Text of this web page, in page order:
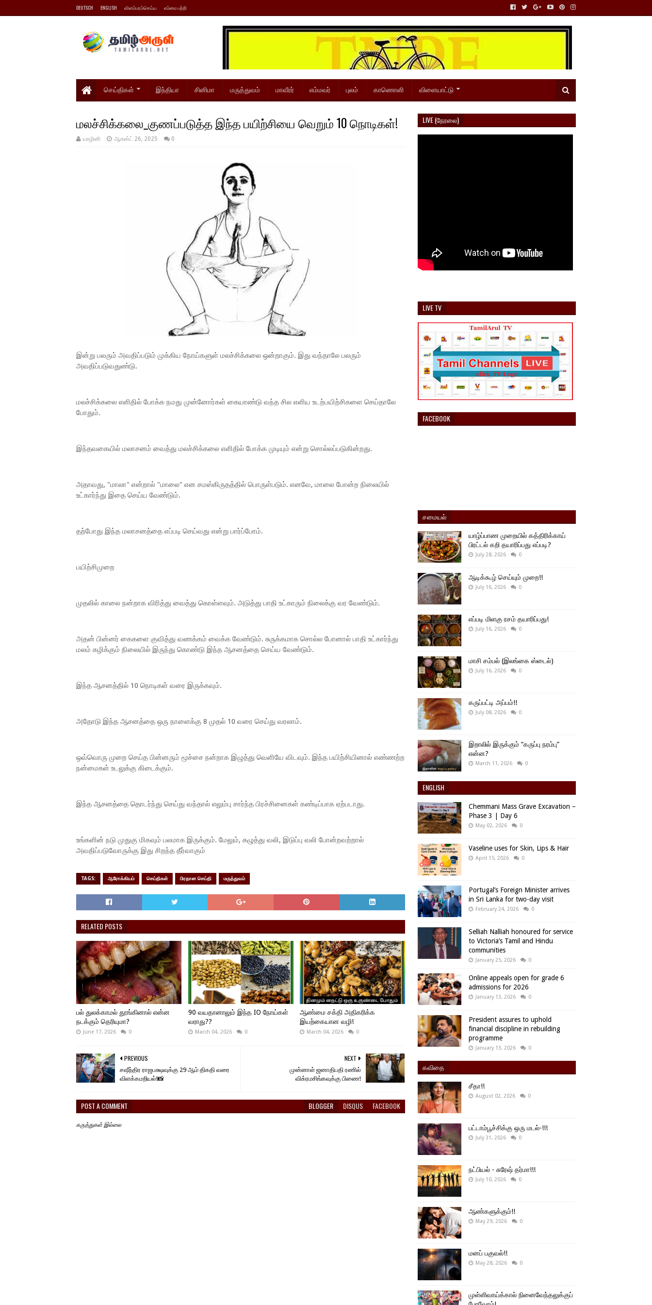
DEUTSCH ENGLISH விளம்பரம்செய்ய எம்மை பற்றி
செய்திகள் இந்தியா சினிமா மருத்துவம் மாவீரர் எம்மவர் புலம் காணொளி விளையாட்டு
மலச்சிக்கலை_குணப்படுத்த இந்த பயிற்சியை வெறும் 10 நொடிகள்!
யாழினி ஆகஸ்ட் 26, 2025 0
இன்று பலரும் அவதிப்படும் முக்கிய நோய்களுள் மலச்சிக்கலை ஒன்றாகும். இது வந்தாலே பலரும்
அவதிப்படுவதுண்டு.
மலச்சிக்கலை எளிதில் போக்க நமது முன்னோர்கள் கையாண்டு வந்த சில எளிய உடற்பயிற்சிகளை செய்தாலே
போதும்.
இந்தவகையில் மலாசனம் வைத்து மலச்சிக்கலை எளிதில் போக்க முடியும் என்று சொல்லப்படுகின்றது.
அதாவது, "மாலா" என்றால் "மாலை" என சமஸ்கிருதத்தில் பொருள்படும். எனவே, மாலை போன்ற நிலையில்
உட்கார்ந்து இதை செய்ய வேண்டும்.
தற்போது இந்த மலாசனத்தை எப்படி செய்வது என்று பார்ப்போம்.
பயிற்சிமுறை
முதலில் காலை நன்றாக விரித்து வைத்து கொள்ளவும். அடுத்து பாதி உட்காரும் நிலைக்கு வர வேண்டும்.
அதன் பின்னர் கைகளை குவித்து வணக்கம் வைக்க வேண்டும். சுருக்கமாக சொல்ல போனால் பாதி உட்கார்ந்து
மலம் கழிக்கும் நிலையில் இருந்து கொண்டு இந்த ஆசனத்தை செய்ய வேண்டும்.
இந்த ஆசனத்தில் 10 நொடிகள் வரை இருக்கவும்.
அதோடு இந்த ஆசனத்தை ஒரு நாளைக்கு 8 முதல் 10 வரை செய்து வரலாம்.
ஒவ்வொரு முறை செய்த பின்னரும் மூச்சை நன்றாக இழுத்து வெளியே விடவும். இந்த பயிற்சியினால் எண்ணற்ற
நன்மைகள் உடலுக்கு கிடைக்கும்.
இந்த ஆசனத்தை தொடர்ந்து செய்து வந்தால் எலும்பு சார்ந்த பிரச்சினைகள் கண்டிப்பாக ஏற்படாது.
உங்களின் நடு முதுகு மிகவும் பலமாக இருக்கும். மேலும், கழுத்து வலி, இடுப்பு வலி போன்றவற்றால்
அவதிப்படுவோருக்கு இது சிறந்த தீர்வாகும்
TAGS: ஆரோக்கியம் செய்திகள் பிரதான செய்தி மருத்துவம்
RELATED POSTS
பல் துலக்காமல் தூங்கினால் என்ன
நடக்கும் தெரியுமா?
June 17, 2026 0
90 வயதானாலும் இந்த IO நோய்கள்
வராது??
March 04, 2026 0
ஆண்மை சக்தி அதிகரிக்க
இயற்கையான வழி!
March 04, 2026 0
NEXT
முன்னாள் ஜனாதிபதி ரணில்
விக்ரமசிங்கவுக்கு பிணை!
PREVIOUS
சஷீந்திர ராஜபக்ஷவுக்கு 29 ஆம் திகதி வரை
விளக்கமறியல்!📸
POST A COMMENT BLOGGER DISQUS FACEBOOK
கருத்துகள் இல்லை
LIVE (நேரலை)
LIVE TV
FACEBOOK
சமையல்
யாழ்ப்பாண முறையில் கத்திரிக்காய்
பிரட்டல் கறி தயாரிப்பது எப்படி?
July 28, 2026 0
ஆடிக்கூழ் செய்யும் முறை!!
July 16, 2026 0
எப்படி மிளகு ரசம் தயாரிப்பது!
July 16, 2026 0
மாசி சம்பல் (இலங்கை ஸ்டைல்)
July 16, 2026 0
கருப்பட்டி அப்பம்!!
July 08, 2026 0
இறாலில் இருக்கும் “கருப்பு நரம்பு”
என்ன?
March 11, 2026 0
ENGLISH
Chemmani Mass Grave Excavation –
Phase 3 | Day 6
May 02, 2026 0
Vaseline uses for Skin, Lips & Hair
April 15, 2026 0
Portugal’s Foreign Minister arrives
in Sri Lanka for two-day visit
February 24, 2026 0
Selliah Nalliah honoured for service
to Victoria’s Tamil and Hindu
communities
January 25, 2026 0
Online appeals open for grade 6
admissions for 2026
January 13, 2026 0
President assures to uphold
financial discipline in rebuilding
programme
January 13, 2026 0
கவிதை
சீதா!!
August 02, 2026 0
பட்டாம்பூச்சிக்கு ஒரு மடல்-!!!
July 31, 2026 0
நட்பியல் - சுரேஷ் தர்மா!!!
July 10, 2026 0
ஆண்களுக்கும்!!
May 29, 2026 0
மனப் பகுவல்!!
May 28, 2026 0
முள்ளிவாய்க்கால் நினைவேந்தலுக்குப்